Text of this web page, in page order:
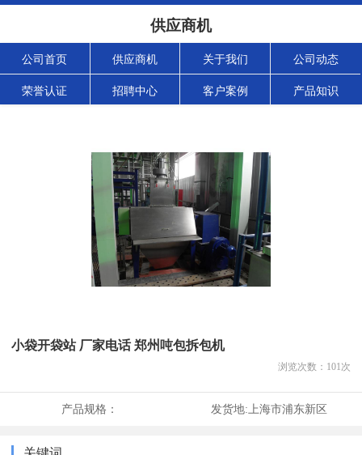
供应商机
公司首页 供应商机 关于我们 公司动态
荣誉认证 招聘中心 客户案例 产品知识
小袋开袋站 厂家电话 郑州吨包拆包机
浏览次数： 101次
产品规格： 发货地: 上海市浦东新区